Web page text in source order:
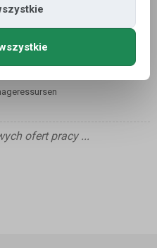
w przedszkolach i świetlicach
ofert pracy ...